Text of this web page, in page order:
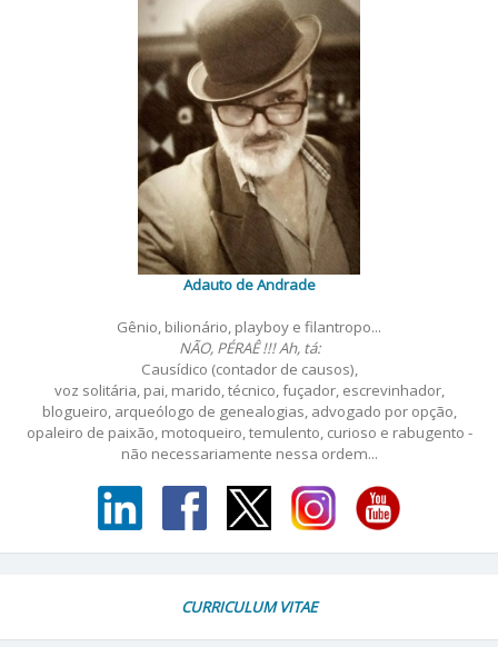
Adauto de Andrade
Gênio, bilionário, playboy e filantropo...
NÃO, PÉRAÊ !!! Ah, tá:
Causídico (contador de causos),
voz solitária, pai, marido, técnico, fuçador, escrevinhador,
blogueiro, arqueólogo de genealogias, advogado por opção,
opaleiro de paixão, motoqueiro, temulento, curioso e rabugento -
não necessariamente nessa ordem...
CURRICULUM VITAE